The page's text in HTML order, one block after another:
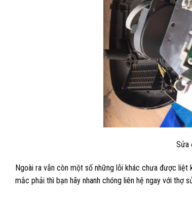
Sửa
Ngoài ra vẫn còn một số những lỗi khác chưa được
mắc phải thì bạn hãy nhanh chóng liên hệ ngay với